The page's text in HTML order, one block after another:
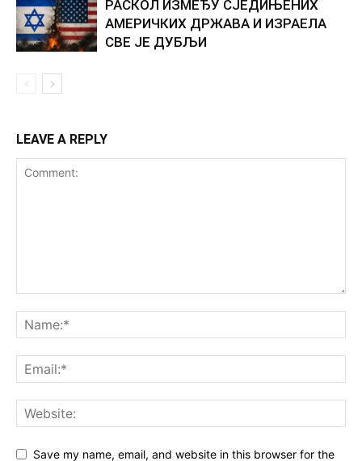
РАСКОЛ ИЗМЕЂУ СЈЕДИЊЕНИХ
АМЕРИЧКИХ ДРЖАВА И ИЗРАЕЛА
СВЕ ЈЕ ДУБЉИ
LEAVE A REPLY
Save my name, email, and website in this browser for the